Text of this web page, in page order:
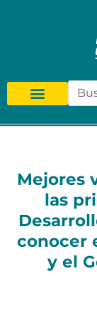
Mejores
las
conocer
y el